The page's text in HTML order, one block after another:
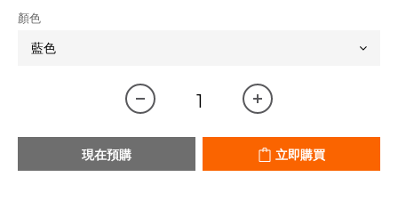
顏色
現在預購 立即購買